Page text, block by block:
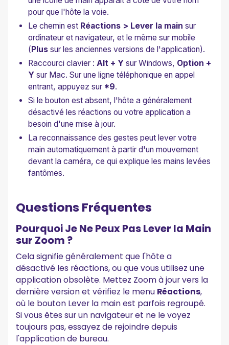
pour que l'hôte la voie.
Le chemin est Réactions > Lever la main sur
ordinateur et navigateur, et le même sur mobile
(Plus sur les anciennes versions de l'application).
Raccourci clavier : Alt + Y sur Windows, Option +
Y sur Mac. Sur une ligne téléphonique en appel
entrant, appuyez sur *9.
Si le bouton est absent, l'hôte a généralement
désactivé les réactions ou votre application a
besoin d'une mise à jour.
La reconnaissance des gestes peut lever votre
main automatiquement à partir d'un mouvement
devant la caméra, ce qui explique les mains levées
fantômes.
Questions Fréquentes
Pourquoi Je Ne Peux Pas Lever la Main
sur Zoom ?
Cela signifie généralement que l'hôte a
désactivé les réactions, ou que vous utilisez une
application obsolète. Mettez Zoom à jour vers la
dernière version et vérifiez le menu Réactions,
où le bouton Lever la main est parfois regroupé.
Si vous êtes sur un navigateur et ne le voyez
toujours pas, essayez de rejoindre depuis
l'application de bureau.